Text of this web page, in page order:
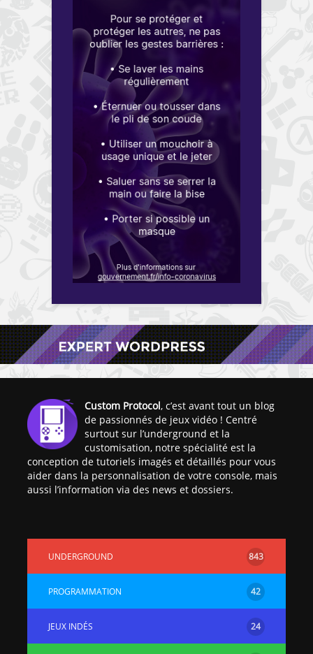
Custom Protocol, c’est avant tout un blog
de passionnés de jeux vidéo ! Centré
surtout sur l’underground et la
customisation, notre spécialité est la
conception de tutoriels imagés et détaillés pour vous
aider dans la personnalisation de votre console, mais
aussi l’information via des news et dossiers.
UNDERGROUND 843
PROGRAMMATION 42
JEUX INDÉS 24